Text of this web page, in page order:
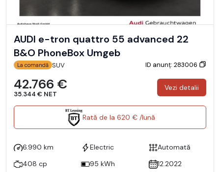
AUDI e-tron quattro 55 advanced 22
B&O PhoneBox Umgeb
La comandă SUV ID anunț: 283006
42.766 €
35.344 € NET
Vezi detalii
Rată de la 620 € /lună
6.990 km Electric
Automată
408 cp
95 kWh 12.2022